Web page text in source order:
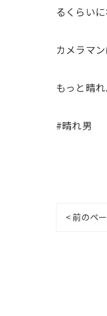
るくらい
カメラマ
もっと晴
#晴れ男
< 前のペ